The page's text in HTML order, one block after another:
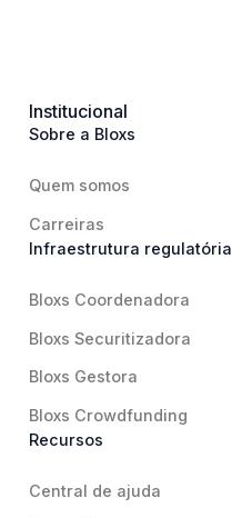
Institucional
Sobre a Bloxs
Quem somos
Carreiras
Infraestrutura regulatória
Bloxs Coordenadora
Bloxs Securitizadora
Bloxs Gestora
Bloxs Crowdfunding
Recursos
Central de ajuda